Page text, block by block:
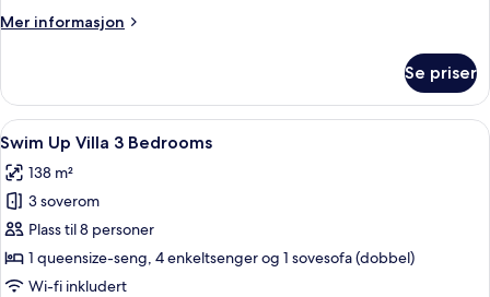
Pool
Mer informasjon
Mer
Swim
Up
Suite
Access
Se priser
Åpne
alle
bildene
av
Swim
Up
Villa
Swim Up Villa 3
5
Swim Up Villa 3 Bedrooms
138 m²
3 soverom
Plass til 8 personer
1 queensize-seng, 4 enkeltsenger og 1 sovesofa (dobbel)
Wi-fi inkludert